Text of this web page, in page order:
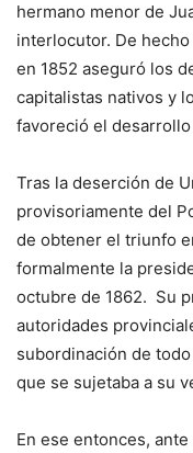
hermano menor de
interlocutor. De
en 1852 aseguró los
capitalistas nativos y
favoreció el
Tras la deserción de
provisoriamente del
de obtener el triunfo
formalmente la
octubre de 1862. Su
autoridades
subordinación de
que se sujetaba a su
En ese entonces,